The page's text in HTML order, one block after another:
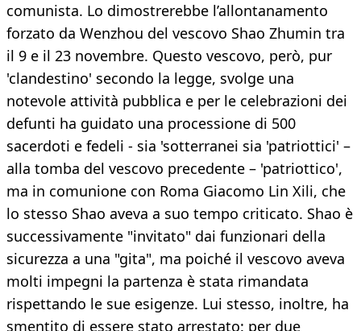
comunista. Lo dimostrerebbe l’allontanamento
forzato da Wenzhou del vescovo Shao Zhumin tra
il 9 e il 23 novembre. Questo vescovo, però, pur
'clandestino' secondo la legge, svolge una
notevole attività pubblica e per le celebrazioni dei
defunti ha guidato una processione di 500
sacerdoti e fedeli - sia 'sotterranei sia 'patriottici' –
alla tomba del vescovo precedente – 'patriottico',
ma in comunione con Roma Giacomo Lin Xili, che
lo stesso Shao aveva a suo tempo criticato. Shao è
successivamente "invitato" dai funzionari della
sicurezza a una "gita", ma poiché il vescovo aveva
molti impegni la partenza è stata rimandata
rispettando le sue esigenze. Lui stesso, inoltre, ha
smentito di essere stato arrestato: per due